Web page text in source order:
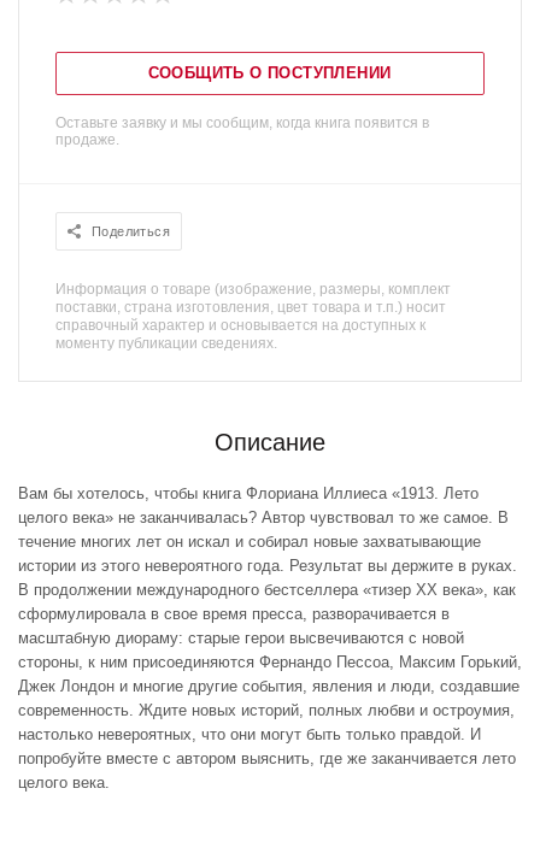
СООБЩИТЬ О ПОСТУПЛЕНИИ
Оставьте заявку и мы сообщим, когда книга появится в
продаже.
Поделиться
Информация о товаре (изображение, размеры, комплект
поставки, страна изготовления, цвет товара и т.п.) носит
справочный характер и основывается на доступных к
моменту публикации сведениях.
Описание
Вам бы хотелось, чтобы книга Флориана Иллиеса «1913. Лето
целого века» не заканчивалась? Автор чувствовал то же самое. В
течение многих лет он искал и собирал новые захватывающие
истории из этого невероятного года. Результат вы держите в руках.
В продолжении международного бестселлера «тизер ХХ века», как
сформулировала в свое время пресса, разворачивается в
масштабную диораму: старые герои высвечиваются с новой
стороны, к ним присоединяются Фернандо Пессоа, Максим Горький,
Джек Лондон и многие другие события, явления и люди, создавшие
современность. Ждите новых историй, полных любви и остроумия,
настолько невероятных, что они могут быть только правдой. И
попробуйте вместе с автором выяснить, где же заканчивается лето
целого века.